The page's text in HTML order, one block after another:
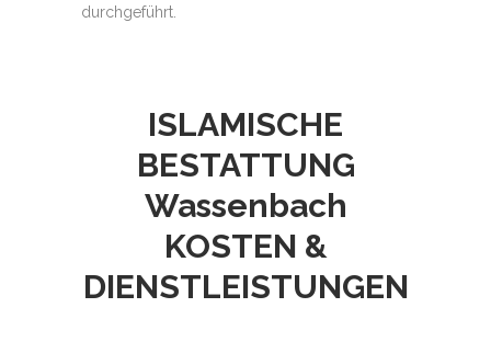
durchgeführt.
ISLAMISCHE
BESTATTUNG
Wassenbach
KOSTEN &
DIENSTLEISTUNGEN